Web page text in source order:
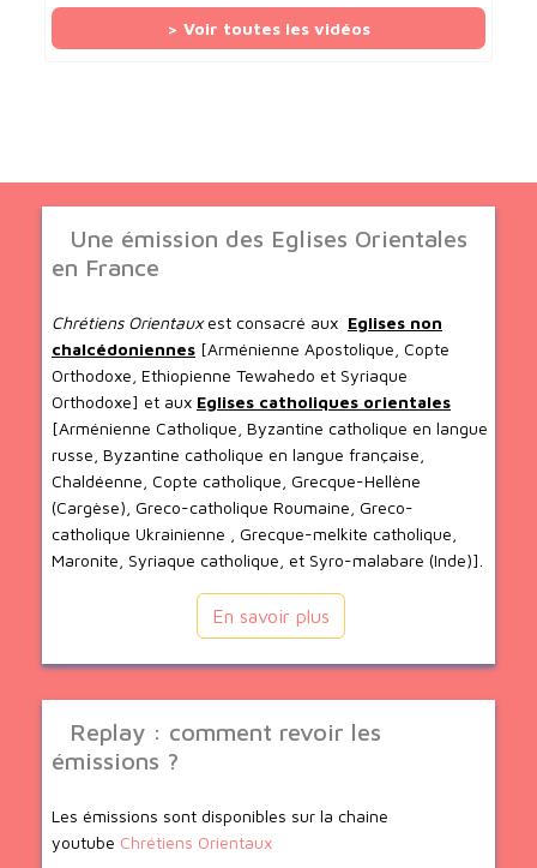
> Voir toutes les vidéos
Une émission des Eglises Orientales
en France
Chrétiens Orientauxest consacré aux Eglises non
chalcédoniennes [Arménienne Apostolique, Copte
Orthodoxe, Ethiopienne Tewahedo et Syriaque
Orthodoxe] et aux Eglises catholiques orientales
[Arménienne Catholique, Byzantine catholique en langue
russe, Byzantine catholique en langue française,
Chaldéenne, Copte catholique, Grecque-Hellène
(Cargèse), Greco-catholique Roumaine, Greco-
catholique Ukrainienne , Grecque-melkite catholique,
Maronite, Syriaque catholique, et Syro-malabare (Inde)].
En savoir plus
Replay : comment revoir les
émissions ?
Les émissions sont disponibles sur la chaine
youtube Chrétiens Orientaux